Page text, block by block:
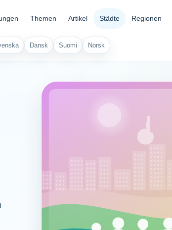
Themen Artikel Städte Regionen
Dansk Suomi Norsk